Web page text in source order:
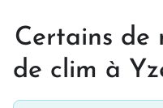
Certains de
de clim à